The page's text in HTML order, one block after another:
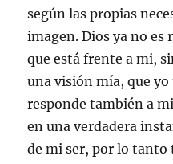
según las propias
imagen. Dios ya no
que está frente a mi,
una visión mía, que
responde también a
en una verdadera
de mi ser, por lo tanto